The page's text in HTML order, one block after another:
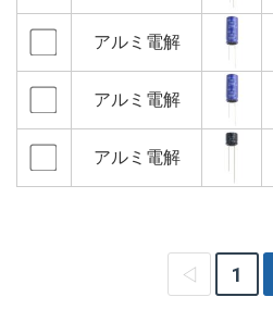
アルミ電解
アルミ電解
アルミ電解
◁ 1